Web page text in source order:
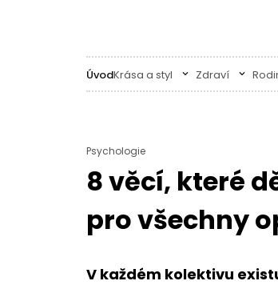
ÚvodKrása a styl Zdraví
Psychologie
8 věcí, které
pro všechny
V každém kolektivu